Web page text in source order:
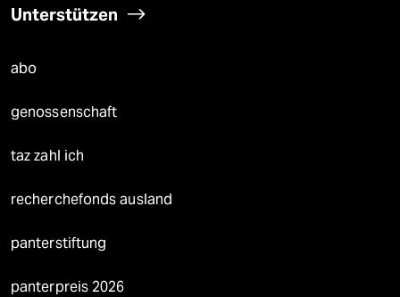
Unterstützen
abo
genossenschaft
taz zahl ich
recherchefonds ausland
panterstiftung
panterpreis 2026